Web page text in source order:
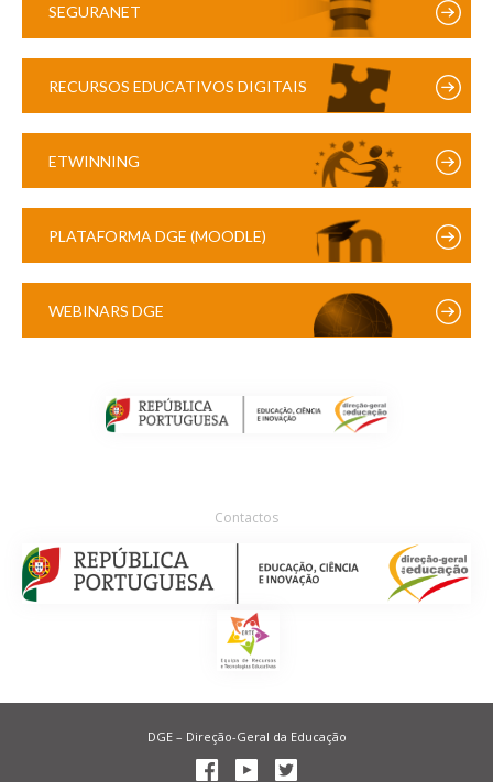
SEGURANET
RECURSOS EDUCATIVOS DIGITAIS
ETWINNING
PLATAFORMA DGE (MOODLE)
WEBINARS DGE
Contactos
DGE – Direção-Geral da Educação